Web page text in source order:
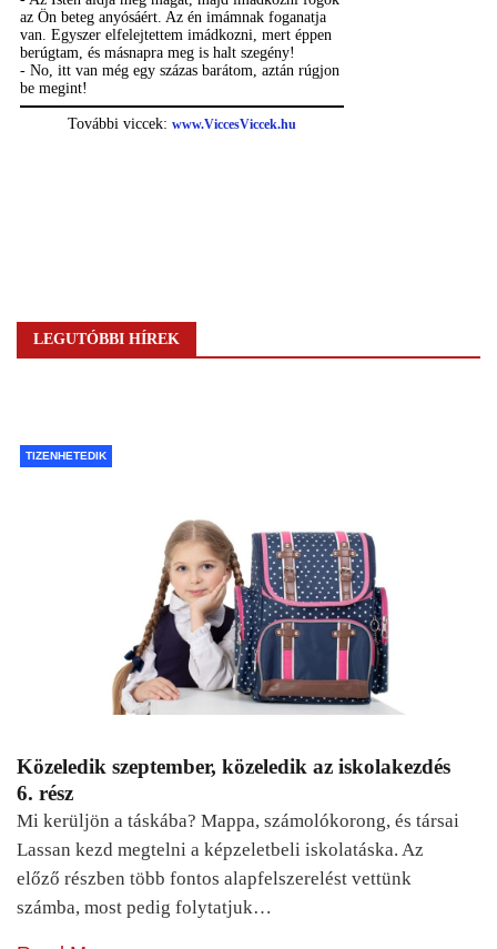
LEGUTÓBBI HÍREK
TIZENHETEDIK
Közeledik szeptember, közeledik az iskolakezdés
6. rész
Mi kerüljön a táskába? Mappa, számolókorong, és társai
Lassan kezd megtelni a képzeletbeli iskolatáska. Az
előző részben több fontos alapfelszerelést vettünk
számba, most pedig folytatjuk…